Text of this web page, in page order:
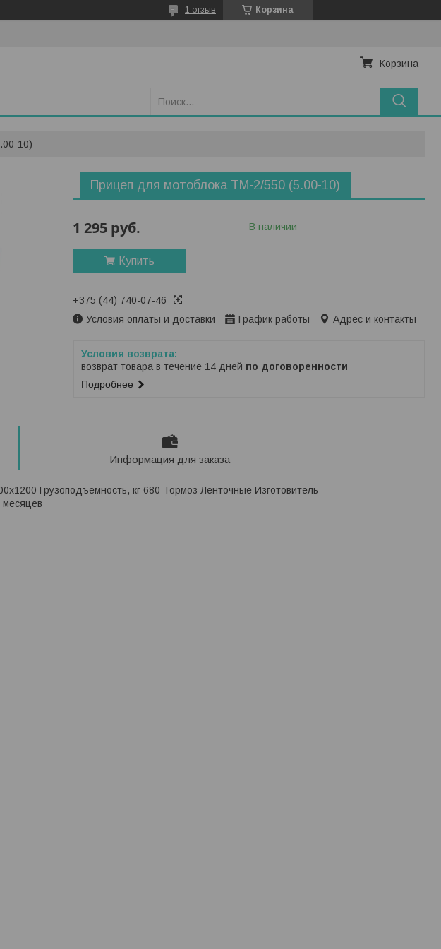
Корзина
1 отзыв
Корзина
10)
Прицеп для мотоблока ТМ-2/550 (5.00-10)
1 295 руб. В наличии
Купить
+375 (44) 740-07-46
Условия оплаты и доставки
График работы Адрес и контакты
возврат товара в течение 14 дней по договоренности
Подробнее
Информация для заказа
Грузоподъемность, кг 680 Тормоз Ленточные Изготовитель
месяцев